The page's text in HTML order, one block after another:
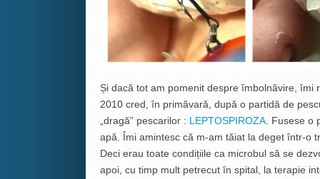
Și dacă tot am pomenit despre îmbolnăvire, îmi
2010 cred, în primăvară, după o partidă de
„dragă” pescarilor : LEPTOSPIROZA. Fusese o
apă. Îmi amintesc că m-am tăiat la deget într-o
Deci erau toate condițiile ca microbul să se
apoi, cu timp mult petrecut în spital, la terapie